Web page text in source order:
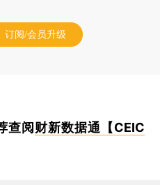
订阅/会员升级
查阅财新数据通【CEIC